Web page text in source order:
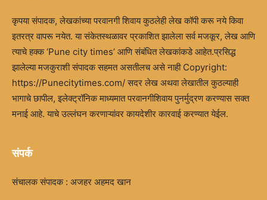
कृपया संपादक, लेखकांच्या परवानगी शिवाय कुठलेही लेख कॉपी करू नये किवा
इतरत्र वापरू नयेत. या संकेतस्थळावर प्रकाशित झालेला सर्व मजकूर, लेख आणि
त्याचे हक्क ‘Pune city times’ आणि संबंधित लेखकांकडे आहेत.प्रसिद्ध
झालेल्या मजकुराशी संपादक सहमत असतीलच असे नाही Copyright:
https://Punecitytimes.com/ सदर लेख अथवा लेखातील कुठल्याही
भागाचे छापील, इलेक्ट्रॉनिक माध्यमात परवानगीशिवाय पुनर्मुद्रण करण्यास सक्त
मनाई आहे. याचे उल्लंघन करणाऱ्यांवर कायदेशीर कारवाई करण्यात येईल.
संपर्क
संचालक संपादक : अजहर अहमद खान